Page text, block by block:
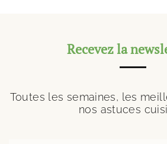
Recevez la
Toutes les semaines, les
nos astuces